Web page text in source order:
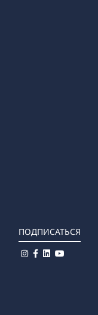
ПОДПИСАТЬСЯ